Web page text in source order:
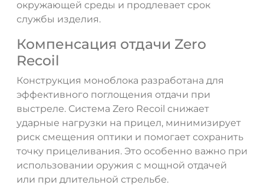
окружающей среды и продлевает срок
службы изделия.
Компенсация отдачи Zero
Recoil
Конструкция моноблока разработана для
эффективного поглощения отдачи при
выстреле. Система Zero Recoil снижает
ударные нагрузки на прицел, минимизирует
риск смещения оптики и помогает сохранить
точку прицеливания. Это особенно важно при
использовании оружия с мощной отдачей
или при длительной стрельбе.